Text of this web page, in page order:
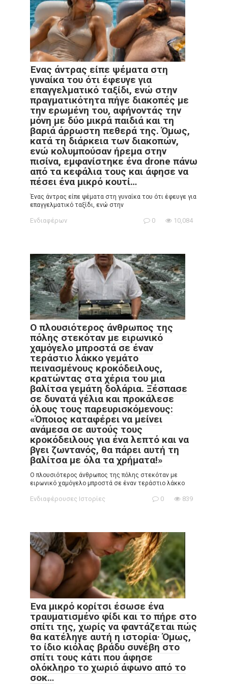
Ένας άντρας είπε ψέματα στη
γυναίκα του ότι έφευγε για
επαγγελματικό ταξίδι, ενώ στην
πραγματικότητα πήγε διακοπές με
την ερωμένη του, αφήνοντάς την
μόνη με δύο μικρά παιδιά και τη
βαριά άρρωστη πεθερά της. Όμως,
κατά τη διάρκεια των διακοπών,
ενώ κολυμπούσαν ήρεμα στην
πισίνα, εμφανίστηκε ένα drone πάνω
από τα κεφάλια τους και άφησε να
πέσει ένα μικρό κουτί…
Ένας άντρας είπε ψέματα στη γυναίκα του ότι έφευγε για
επαγγελματικό ταξίδι, ενώ στην
Ενδιαφέρων 0 10,084
Ο πλουσιότερος άνθρωπος της
πόλης στεκόταν με ειρωνικό
χαμόγελο μπροστά σε έναν
τεράστιο λάκκο γεμάτο
πεινασμένους κροκόδειλους,
κρατώντας στα χέρια του μια
βαλίτσα γεμάτη δολάρια. Ξέσπασε
σε δυνατά γέλια και προκάλεσε
όλους τους παρευρισκόμενους:
«Όποιος καταφέρει να μείνει
ανάμεσα σε αυτούς τους
κροκόδειλους για ένα λεπτό και να
βγει ζωντανός, θα πάρει αυτή τη
βαλίτσα με όλα τα χρήματα!»
Ο πλουσιότερος άνθρωπος της πόλης στεκόταν με
ειρωνικό χαμόγελο μπροστά σε έναν τεράστιο λάκκο
Ενδιαφέρουσες Ιστορίες 0 839
Ένα μικρό κορίτσι έσωσε ένα
τραυματισμένο φίδι και το πήρε στο
σπίτι της, χωρίς να φαντάζεται πώς
θα κατέληγε αυτή η ιστορία· Όμως,
το ίδιο κιόλας βράδυ συνέβη στο
σπίτι τους κάτι που άφησε
ολόκληρο το χωριό άφωνο από το
σοκ…